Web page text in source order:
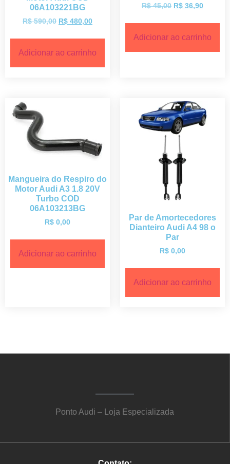
06A103221BG
R$590,00 R$ 480,00
Adicionar ao carrinho
R$45,00 R$ 36,90
Adicionar ao carrinho
Mangueira do Respiro do
Motor Audi A3 1.8 20V
Turbo COD
06A103213BG
R$ 0,00
Adicionar ao carrinho
Par de Amortecedores
Dianteiro Audi A4 98 o
Par
R$ 0,00
Adicionar ao carrinho
Ponto Audi – Loja Especializada